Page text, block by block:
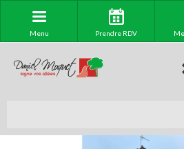
Menu Prendre RDV